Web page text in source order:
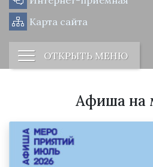
Карта сайта
ОТКРЫТЬ МЕНЮ
Афиша на